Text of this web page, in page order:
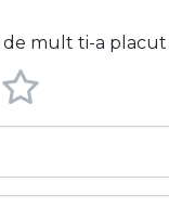
de mult ti-a